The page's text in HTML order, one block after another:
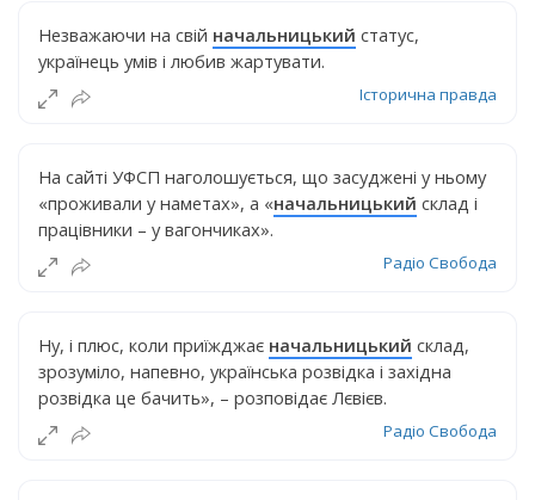
Незважаючи на свій начальницький статус,
українець умів і любив жартувати.
Історична правда
На сайті УФСП наголошується, що засуджені у ньому
«проживали у наметах», а «начальницький склад і
працівники – у вагончиках».
Радіо Свобода
Ну, і плюс, коли приїжджає начальницький склад,
зрозуміло, напевно, українська розвідка і західна
розвідка це бачить», – розповідає Лєвієв.
Радіо Свобода